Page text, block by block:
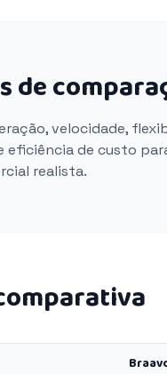
de
velocidade,
eficiência de custo
realista.